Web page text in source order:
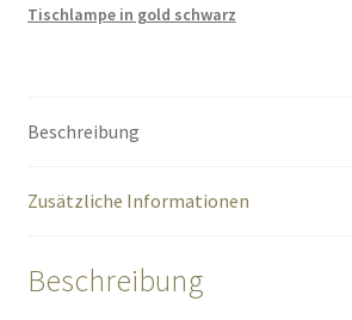
Tischlampe in gold schwarz
Beschreibung
Zusätzliche Informationen
Beschreibung